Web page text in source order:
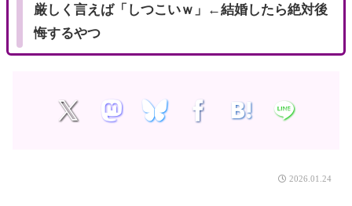
厳しく言えば「しつこいｗ」←結婚したら絶対後
悔するやつ
2026.01.24